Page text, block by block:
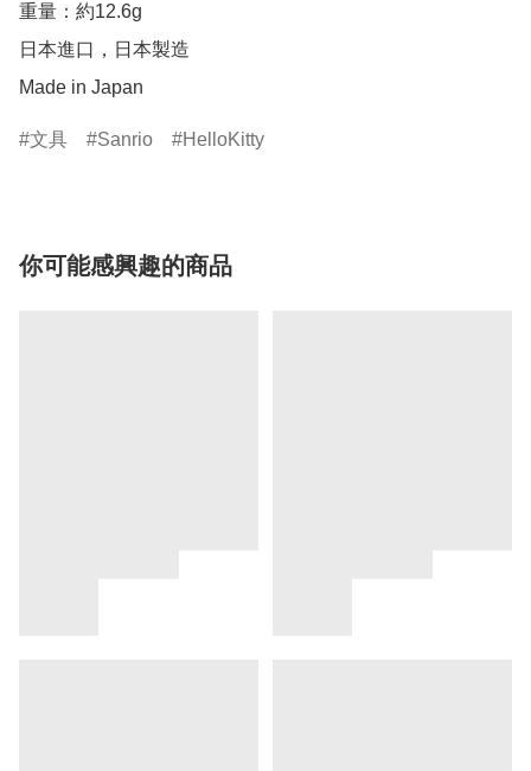
重量：約12.6g
日本進口，日本製造
Made in Japan
文具 Sanrio HelloKitty
你可能感興趣的商品